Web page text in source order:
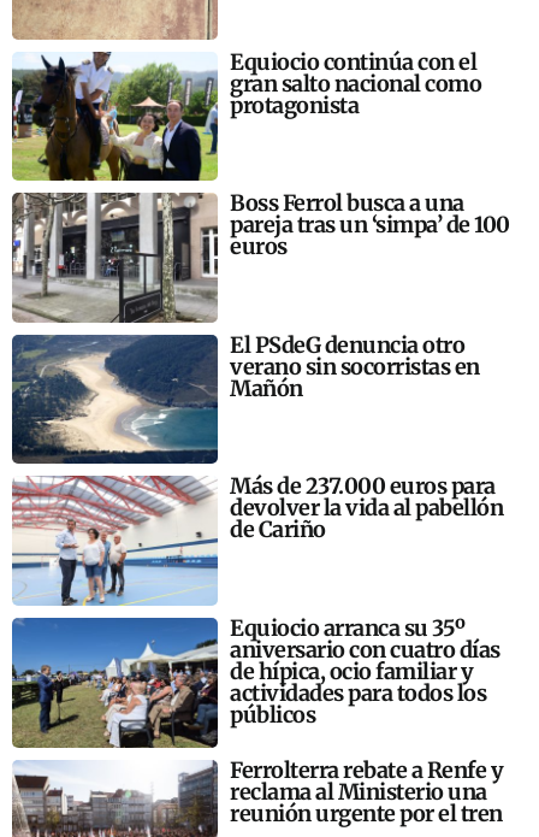
Equiocio continúa con el
gran salto nacional como
protagonista
Boss Ferrol busca a una
pareja tras un ‘simpa’ de 100
euros
El PSdeG denuncia otro
verano sin socorristas en
Mañón
Más de 237.000 euros para
devolver la vida al pabellón
de Cariño
Equiocio arranca su 35º
aniversario con cuatro días
de hípica, ocio familiar y
actividades para todos los
públicos
Ferrolterra rebate a Renfe y
reclama al Ministerio una
reunión urgente por el tren